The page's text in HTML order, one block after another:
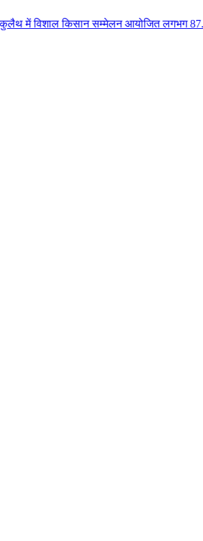
आयोजित लगभग 87.21 करोड़ लागत